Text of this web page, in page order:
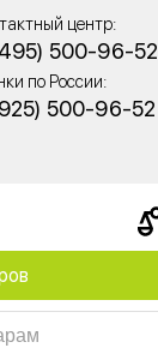
центр:
500-96-52
по России:
500-96-52